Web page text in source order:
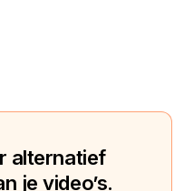
alternatief
je video’s.